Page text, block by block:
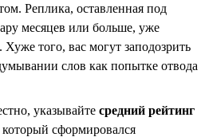
Реплика, оставленная под
месяцев или больше, уже
того, вас могут заподозрить
слов как попытке отвода
указывайте средний рейтинг
сформировался